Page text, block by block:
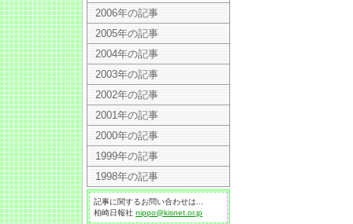
2006年の記事
2005年の記事
2004年の記事
2003年の記事
2002年の記事
2001年の記事
2000年の記事
1999年の記事
1998年の記事
記事に関するお問い合わせは...
柏崎日報社 nippo@kisnet.or.jp